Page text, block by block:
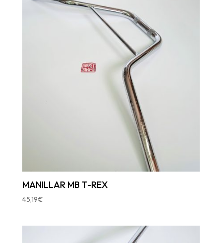
MANILLAR MB T-REX
45,19€